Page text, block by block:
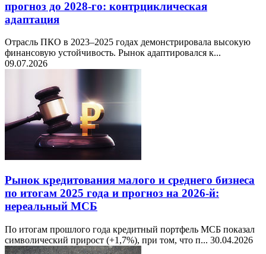
прогноз до 2028-го: контрциклическая
адаптация
Отрасль ПКО в 2023–2025 годах демонстрировала высокую
финансовую устойчивость. Рынок адаптировался к...
09.07.2026
Рынок кредитования малого и среднего бизнеса
по итогам 2025 года и прогноз на 2026-й:
нереальный МСБ
По итогам прошлого года кредитный портфель МСБ показал
символический прирост (+1,7%), при том, что п... 30.04.2026